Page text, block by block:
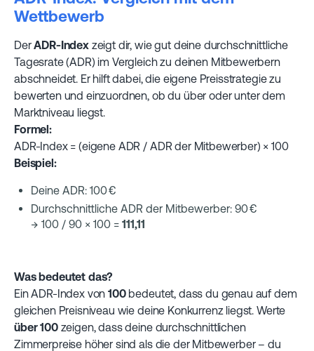
Wettbewerb
DerADR-Indexzeigt dir, wie gut deine durchschnittliche
Tagesrate (ADR) im Vergleich zu deinen Mitbewerbern
abschneidet. Er hilft dabei, die eigene Preisstrategie zu
bewerten und einzuordnen, ob du über oder unter dem
Marktniveau liegst.
Formel:
ADR-Index = (eigene ADR / ADR der Mitbewerber) × 100
Beispiel:
Deine ADR: 100 €
Durchschnittliche ADR der Mitbewerber: 90 €
→ 100 / 90 × 100 = 111,11
Was bedeutet das?
Ein ADR-Index von100bedeutet, dass du genau auf dem
gleichen Preisniveau wie deine Konkurrenz liegst. Werte
über 100zeigen, dass deine durchschnittlichen
Zimmerpreise höher sind als die der Mitbewerber – du